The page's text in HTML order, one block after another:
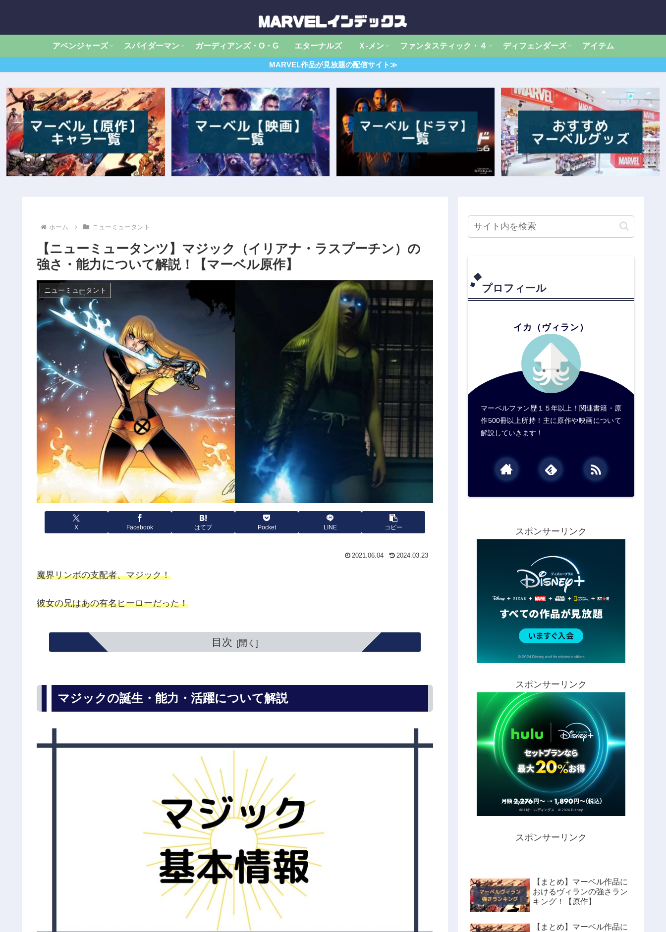
アベンジャーズ スパイダーマン ガーディアンズ・O・G エターナルズ Ｘ‐メン ファンタスティック・４ ディフェンダーズ アイテム
MARVEL作品が見放題の配信サイト≫
ホーム ニューミュータント
【ニューミュータンツ】マジック（イリアナ・ラスプーチン）の
強さ・能力について解説！【マーベル原作】
ニューミュータント
X Facebook はてブ Pocket LINE コピー
2021.06.04 2024.03.23
魔界リンボの支配者、マジック！
彼女の兄はあの有名ヒーローだった！
目次
マジックの誕生・能力・活躍について解説
プロフィール
イカ（ヴィラン）
マーベルファン歴１５年以上！関連書籍・原
作500冊以上所持！主に原作や映画について
解説していきます！
スポンサーリンク
スポンサーリンク
スポンサーリンク
【まとめ】マーベル作品に
おけるヴィランの強さラン
キング！【原作】
【まとめ】マーベル作品に